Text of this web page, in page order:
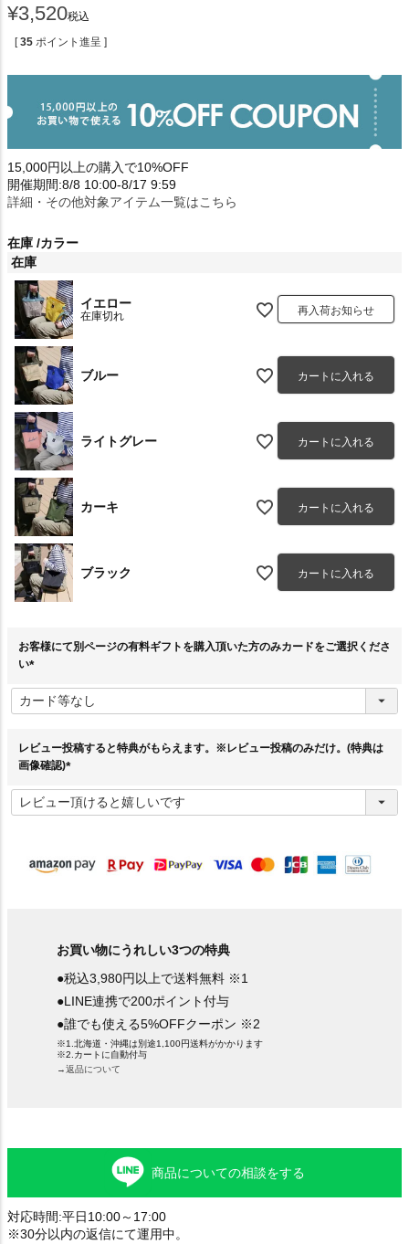
¥3,520税込
[ 35 ポイント進呈 ]
15,000円以上の購入で10%OFF
開催期間:8/8 10:00-8/17 9:59
詳細・その他対象アイテム一覧はこちら
在庫 カラー
在庫
イエロー
在庫切れ 再入荷お知らせ
ブルー カートに入れる
ライトグレー カートに入れる
カーキ カートに入れる
ブラック カートに入れる
お客様にて別ページの有料ギフトを購入頂いた方のみカードをご選択くださ
い
必
須
レビュー投稿すると特典がもらえます。※レビュー投稿のみだけ。(特典は
画像確認)
必
須
お買い物にうれしい3つの特典
●税込3,980円以上で送料無料 ※1
●LINE連携で200ポイント付与
●誰でも使える5%OFFクーポン ※2
※1.北海道・沖縄は別途1,100円送料がかかります
※2.カートに自動付与
→返品について
商品についての相談をする
対応時間:平日10:00～17:00
※30分以内の返信にて運用中。